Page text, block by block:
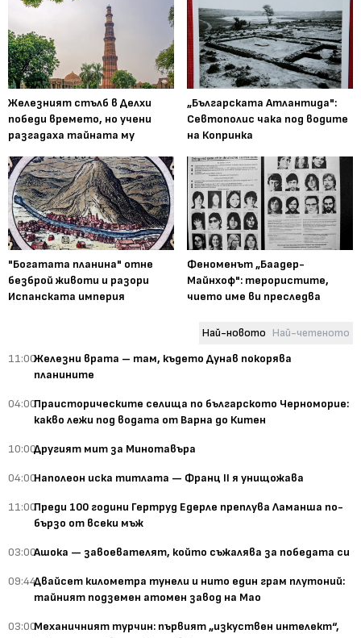
Железният стълб в Делхи
победи времето, но учени
разгадаха тайната му
„Българската Атлантида":
Севтополис чака под водите
на Копринка
"Богатата планина" отне
безброй животи и разори
Испанската империя
Феноменът „Баадер-
Майнхоф": терористите,
чието име ви преследва
Най-новото Най-четеното
11:00Железни врата – там, където Дунав покорява
планините
04:00Праисторическите селища по българското Черноморие:
какво лежи под водата от Варна до Китен
10:00Другият мит за Минотавъра
04:00Наполеон иска титлата — Франц II я унищожава
11:00Преди 100 години Гертруд Едерле преплува Ламанша по-
бързо от всеки мъж
03:00Ашока — завоевателят, който съжалява за победата си
09:44Двайсет километра тунели и нито един грам плутоний:
тайният подземен атомен завод на Мао
03:00Механичният турчин: първият „изкуствен интелект“,